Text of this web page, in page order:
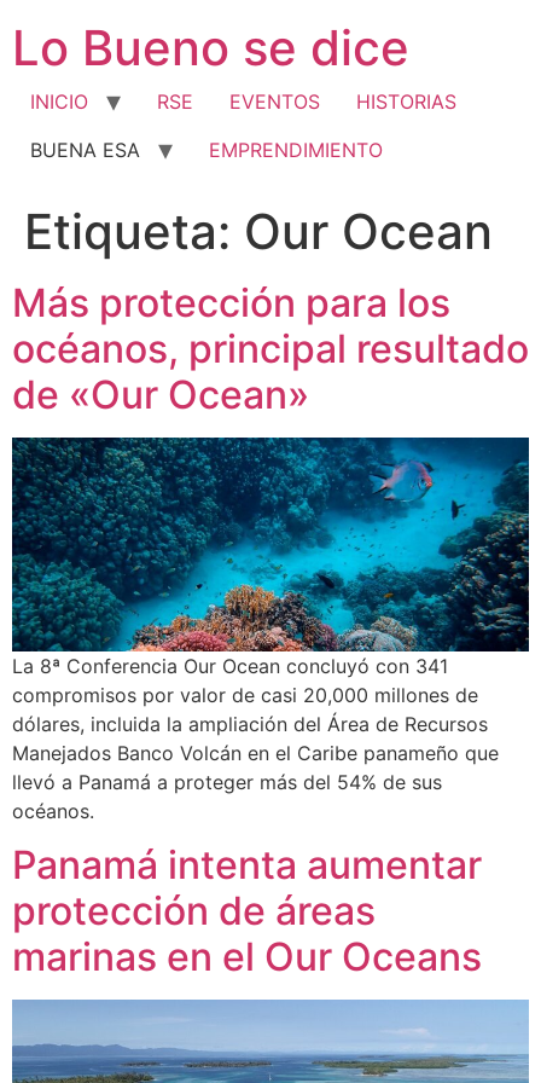
contenido
Lo Bueno se dice
INICIO RSE EVENTOS
HISTORIAS
BUENA ESA
EMPRENDIMIENTO
Etiqueta: Our Ocean
Más protección para los
océanos, principal resultado
de «Our Ocean»
La 8ª Conferencia Our Ocean concluyó con 341
compromisos por valor de casi 20,000 millones de
dólares, incluida la ampliación del Área de Recursos
Manejados Banco Volcán en el Caribe panameño que
llevó a Panamá a proteger más del 54% de sus
océanos.
Panamá intenta aumentar
protección de áreas
marinas en el Our Oceans